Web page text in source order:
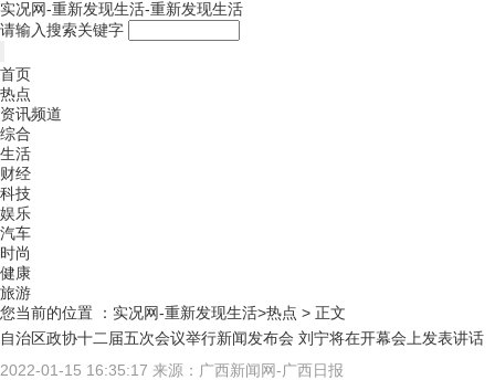
实况网-重新发现生活-重新发现生活
请输入搜索关键字
首页
热点
资讯频道
综合
生活
财经
科技
娱乐
汽车
时尚
健康
旅游
您当前的位置 ： 实况网-重新发现生活>热点 > 正文
自治区政协十二届五次会议举行新闻发布会 刘宁将在开幕会上发表讲话
2022-01-15 16:35:17 来源：广西新闻网-广西日报